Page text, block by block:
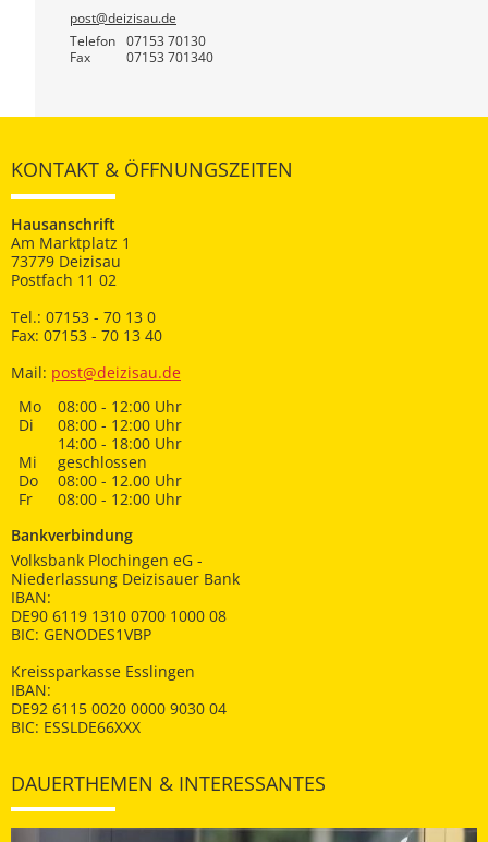
post@deizisau.de
Telefon
07153 70130
Fax 07153 701340
KONTAKT & ÖFFNUNGSZEITEN
Hausanschrift
Am Marktplatz 1
73779 Deizisau
Postfach 11 02
Tel.: 07153 - 70 13 0
Fax: 07153 - 70 13 40
Mail: post@deizisau.de
Mo
08:00 - 12:00 Uhr
Di
08:00 - 12:00 Uhr
14:00 - 18:00 Uhr
Mi
geschlossen
Do
08:00 - 12.00 Uhr
Fr
08:00 - 12:00 Uhr
Bankverbindung
Volksbank Plochingen eG -
Niederlassung Deizisauer Bank
IBAN:
DE90 6119 1310 0700 1000 08
BIC: GENODES1VBP
Kreissparkasse Esslingen
IBAN:
DE92 6115 0020 0000 9030 04
BIC: ESSLDE66XXX
DAUERTHEMEN & INTERESSANTES